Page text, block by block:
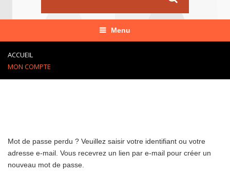
Menu
ACCUEIL
MON COMPTE
Mot de passe perdu ? Veuillez saisir votre identifiant ou votre
adresse e-mail. Vous recevrez un lien par e-mail pour créer un
nouveau mot de passe.